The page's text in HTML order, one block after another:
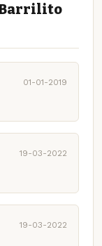
Barrilito
01-01-2019
19-03-2022
19-03-2022